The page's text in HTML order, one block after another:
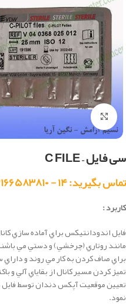
بزرگنمایی تصویر
سی فایل – C FILE
تماس بگیرید: ۱۴ - ۰۲۱۶۶۵۸۳۸۱۰
کاربرد :
فايل اندودانتيكس براي آماده سازي
مانند روتاري (چرخشي) و دستي مي
براي صاف كردن به كار مي روند و
تميز كردن مسير كانال از بقاياي آلي و
تعيين موقعيت آپكس دندان توسط فايل
نمود.